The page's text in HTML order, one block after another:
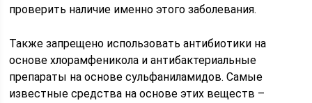
проверить наличие именно этого заболевания.
Также запрещено использовать антибиотики на
основе хлорамфеникола и антибактериальные
препараты на основе сульфаниламидов. Самые
известные средства на основе этих веществ –